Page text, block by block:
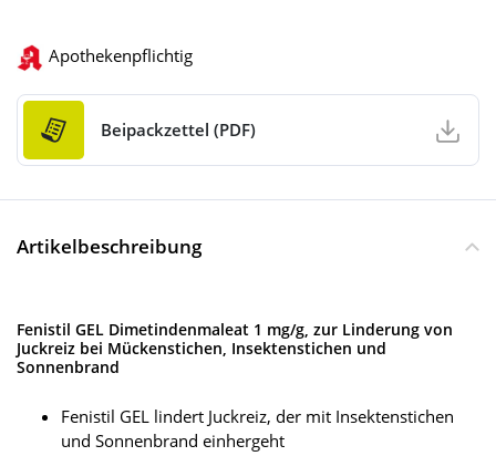
Apothekenpflichtig
Beipackzettel (PDF)
Artikelbeschreibung
Fenistil GEL Dimetindenmaleat 1 mg/g, zur Linderung von
Juckreiz bei Mückenstichen, Insektenstichen und
Sonnenbrand
Fenistil GEL lindert Juckreiz, der mit Insektenstichen
und Sonnenbrand einhergeht